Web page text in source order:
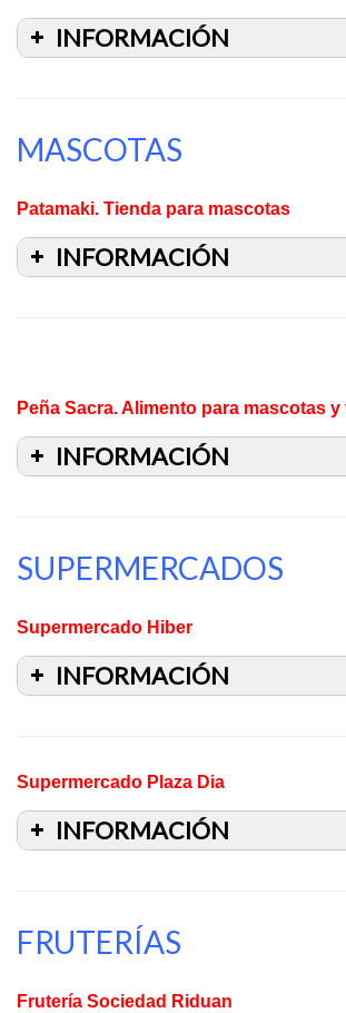
INFORMACIÓN
MASCOTAS
Patamaki. Tienda para mascotas
INFORMACIÓN
día.
Peña Sacra. Alimento para mascotas
INFORMACIÓN
SUPERMERCADOS
Supermercado Hiber
INFORMACIÓN
Supermercado Plaza Dia
INFORMACIÓN
FRUTERÍAS
Frutería Sociedad Riduan